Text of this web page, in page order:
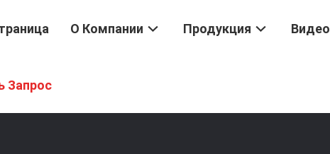
О Компании Продукция Видео
Запрос